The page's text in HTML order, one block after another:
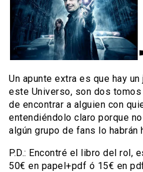
Un apunte extra es que hay
este Universo, son dos
de encontrar a alguien con
entendiéndolo claro porque
algún grupo de fans lo habrán
P.D.: Encontré el libro del rol,
50€ en papel+pdf ó 15€ en